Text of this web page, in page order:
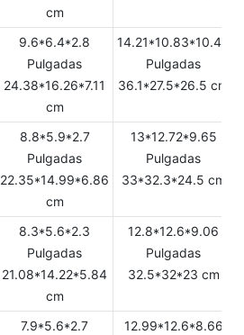
cm
9.6*6.4*2.8
Pulgadas
24.38*16.26*7.11
cm
14.21*10.83*10.43
Pulgadas
36.1*27.5*26.5 cm
8.8*5.9*2.7
Pulgadas
22.35*14.99*6.86
cm
13*12.72*9.65
Pulgadas
33*32.3*24.5 cm
8.3*5.6*2.3
Pulgadas
21.08*14.22*5.84
cm
12.8*12.6*9.06
Pulgadas
32.5*32*23 cm
7.9*5.6*2.7
12.99*12.6*8.66